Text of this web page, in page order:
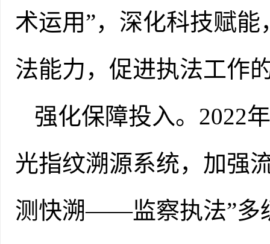
术运用”，深化科技赋
法能力，促进执法工作
强化保障投入。2022
光指纹溯源系统，加强
测快溯——监察执法”多